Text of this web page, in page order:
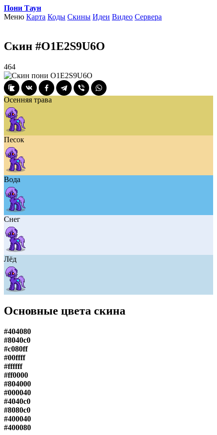
Пони Таун
Меню Карта Коды Скины Идеи Видео Сервера
Скин #O1E2S9U6O
464
Осенняя трава
Песок
Вода
Снег
Лёд
Основные цвета скина
#404080
#8040c0
#c080ff
#00ffff
#ffffff
#ff0000
#804000
#000040
#4040c0
#8080c0
#400040
#400080